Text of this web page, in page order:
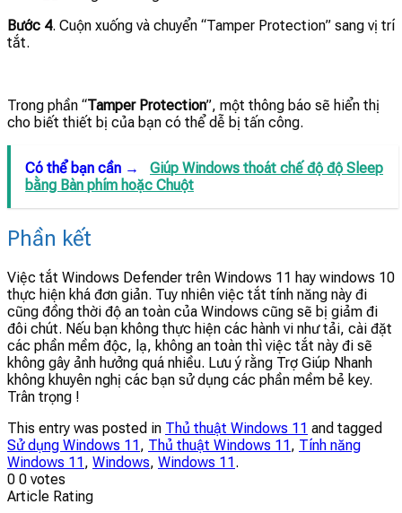
Bước 4. Cuộn xuống và chuyển “Tamper Protection” sang vị trí
tắt.
Trong phần “Tamper Protection”, một thông báo sẽ hiển thị
cho biết thiết bị của bạn có thể dễ bị tấn công.
Có thể bạn cần →
Giúp Windows thoát chế độ độ Sleep
bằng Bàn phím hoặc Chuột
Phần kết
Việc tắt Windows Defender trên Windows 11 hay windows 10
thực hiện khá đơn giản. Tuy nhiên việc tắt tính năng này đi
cũng đồng thời độ an toàn của Windows cũng sẽ bị giảm đi
đôi chút. Nếu bạn không thực hiện các hành vi như tải, cài đặt
các phần mềm độc, lạ, không an toàn thì việc tắt này đi sẽ
không gây ảnh hưởng quá nhiều. Lưu ý rằng Trợ Giúp Nhanh
không khuyên nghị các bạn sử dụng các phần mềm bẻ key.
Trân trọng !
This entry was posted in Thủ thuật Windows 11 and tagged
Sử dụng Windows 11 , Thủ thuật Windows 11 , Tính năng
Windows 11 , Windows, Windows 11 .
0 0 votes
Article Rating